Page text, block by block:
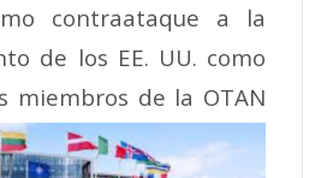
contraataque a la
de los EE. UU. como
miembros de la OTAN